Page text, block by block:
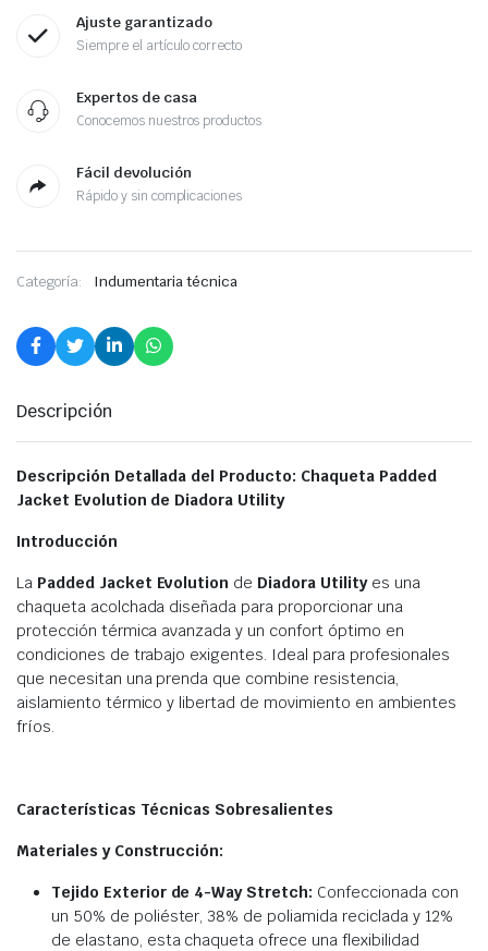
Ajuste garantizado
Siempre el artículo correcto
Expertos de casa
Conocemos nuestros productos
Fácil devolución
Rápido y sin complicaciones
Categoría: Indumentaria técnica
Descripción
Descripción Detallada del Producto: Chaqueta Padded
Jacket Evolution de Diadora Utility
Introducción
La Padded Jacket Evolution de Diadora Utilityes una
chaqueta acolchada diseñada para proporcionar una
protección térmica avanzada y un confort óptimo en
condiciones de trabajo exigentes. Ideal para profesionales
que necesitan una prenda que combine resistencia,
aislamiento térmico y libertad de movimiento en ambientes
fríos.
Características Técnicas Sobresalientes
Materiales y Construcción:
Tejido Exterior de 4-Way Stretch: Confeccionada con
un 50% de poliéster, 38% de poliamida reciclada y 12%
de elastano, esta chaqueta ofrece una flexibilidad